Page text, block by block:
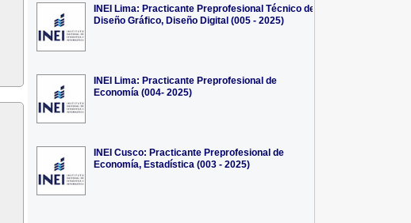
INEI Lima: Practicante Preprofesional Técnico de
Diseño Gráfico, Diseño Digital (005 - 2025)
INEI Lima: Practicante Preprofesional de
Economía (004- 2025)
INEI Cusco: Practicante Preprofesional de
Economía, Estadística (003 - 2025)